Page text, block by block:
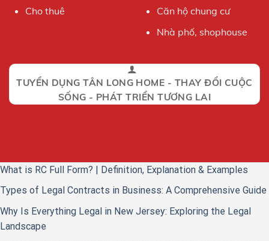
Cho thuê
Căn hộ chung cư
Nhà phố, shophouse
TUYỂN DỤNG TÂN LONG HOME - THAY ĐỔI CUỘC
SỐNG - PHÁT TRIỂN TƯƠNG LAI
What is RC Full Form? | Definition, Explanation & Examples
Types of Legal Contracts in Business: A Comprehensive Guide
Why Is Everything Legal in New Jersey: Exploring the Legal
Landscape